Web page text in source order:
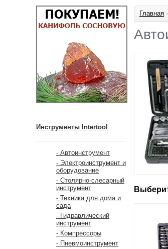
Инструменты Intertool
- Автоинструмент
- Электроинструмент и
оборудование
- Столярно-слесарный
инструмент
- Техника для дома и
сада
- Гидравлический
инструмент
- Компрессоры
- Пневмоинструмент
Главная